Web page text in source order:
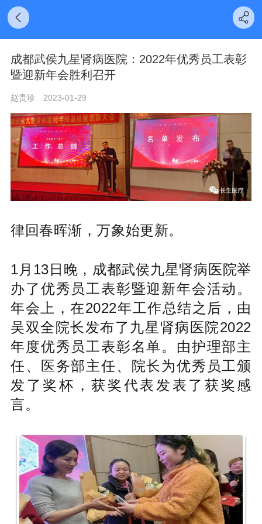
成都武侯九星肾病医院：2022年优秀员工表彰
暨迎新年会胜利召开
赵贵珍 2023-01-29
律回春晖渐，万象始更新。
1月13日晚，成都武侯九星肾病医院举
办了优秀员工表彰暨迎新年会活动。
年会上，在2022年工作总结之后，由
吴双全院长发布了九星肾病医院2022
年度优秀员工表彰名单。由护理部主
任、医务部主任、院长为优秀员工颁
发了奖杯，获奖代表发表了获奖感
言。